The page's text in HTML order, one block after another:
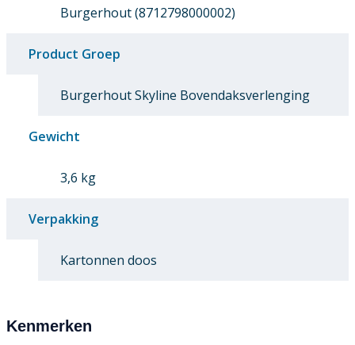
Burgerhout (8712798000002)
Product Groep
Burgerhout Skyline Bovendaksverlenging
Gewicht
3,6 kg
Verpakking
Kartonnen doos
Kenmerken